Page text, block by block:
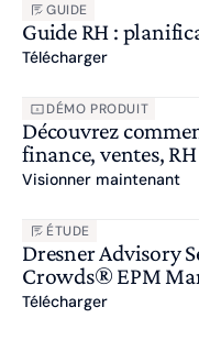
GUIDE
Guide RH :
Télécharger
DÉMO PRODUIT
Découvrez
finance, ventes,
Visionner maintenant
ÉTUDE
Dresner Advisory
Crowds® EPM
Télécharger